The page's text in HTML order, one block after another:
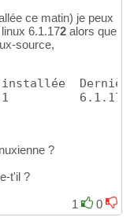
ce matin) je peux
6.1.172 alors que
source,
1          6.1.17
?
t'il ?
1
0